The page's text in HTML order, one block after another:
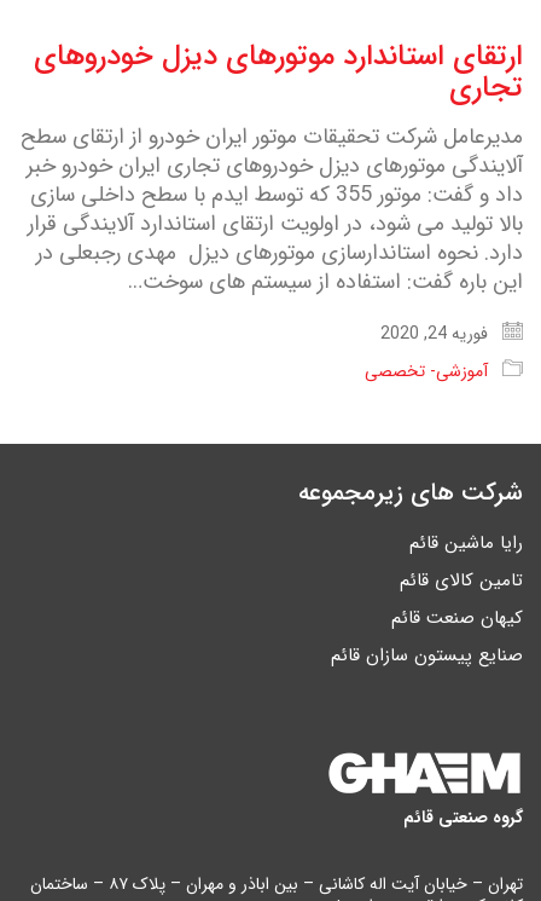
ارتقای استاندارد موتورهای دیزل خودروهای
تجاری
مدیرعامل شرکت تحقیقات موتور ایران خودرو از ارتقای سطح
آلایندگی موتورهای دیزل خودروهای تجاری ایران خودرو خبر
داد و گفت: موتور 355 که توسط ایدم با سطح داخلی سازی
بالا تولید می شود، در اولویت ارتقای استاندارد آلایندگی قرار
دارد. نحوه استاندارسازی موتورهای دیزل مهدی رجبعلی در
این باره گفت: استفاده از سیستم های سوخت…
فوریه 24, 2020
آموزشی- تخصصی
شرکت های زیرمجموعه
رایا ماشین قائم
تامین کالای قائم
کیهان صنعت قائم
صنایع پیستون سازان قائم
گروه صنعتی قائم
تهران – خیابان آیت اله کاشانی – بین اباذر و مهران – پلاک ۸۷ – ساختمان